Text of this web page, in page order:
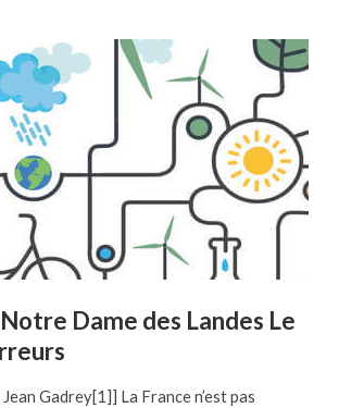
Dame des Landes Le
Gadrey[1]] La France n’est pas